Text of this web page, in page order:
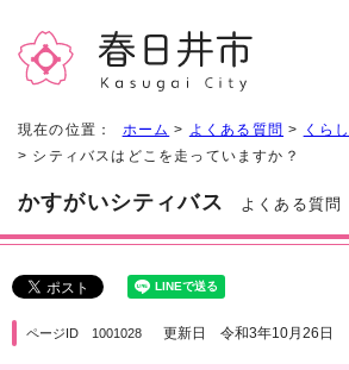
現在の位置： ホーム > よくある質問 > くらし
> シティバスはどこを走っていますか？
かすがいシティバス よくある質問
ページID 1001028 更新日 令和3年10月26日